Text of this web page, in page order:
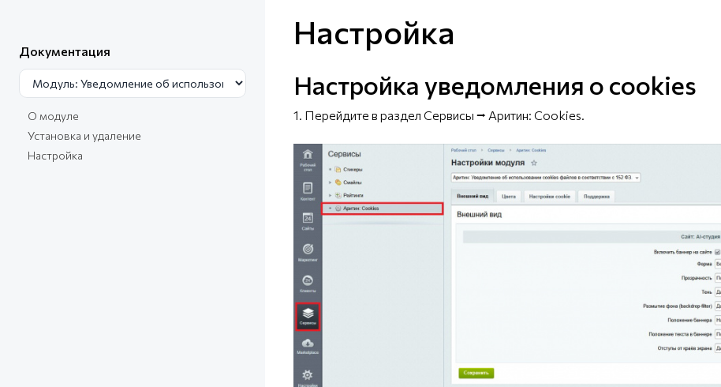
Документация
О модуле
Установка и удаление
Настройка
Настройка
Настройка уведомления о cookies
1. Перейдите в раздел Сервисы ⭢ Аритин: Cookies.